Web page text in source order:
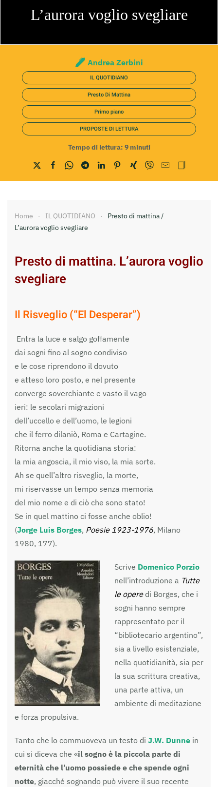
L’aurora voglio svegliare
Andrea Zerbini
IL QUOTIDIANO
Presto Di Mattina
Primo piano
PROPOSTE DI LETTURA
Tempo di lettura: 9 minuti
Home IL QUOTIDIANO
Presto di mattina /
L’aurora voglio svegliare
Presto di mattina. L’aurora voglio
svegliare
Il Risveglio (“El Desperar”)
Entra la luce e salgo goffamente
dai sogni fino al sogno condiviso
e le cose riprendono il dovuto
e atteso loro posto, e nel presente
converge soverchiante e vasto il vago
ieri: le secolari migrazioni
dell’uccello e dell’uomo, le legioni
che il ferro dilaniò, Roma e Cartagine.
Ritorna anche la quotidiana storia:
la mia angoscia, il mio viso, la mia sorte.
Ah se quell’altro risveglio, la morte,
mi riservasse un tempo senza memoria
del mio nome e di ciò che sono stato!
Se in quel mattino ci fosse anche oblio!
(Jorge Luis Borges, Poesie 1923-1976, Milano
1980, 177).
Scrive Domenico Porzio
nell’introduzione a Tutte
le operedi Borges, che i
sogni hanno sempre
rappresentato per il
“bibliotecario argentino”,
sia a livello esistenziale,
nella quotidianità, sia per
la sua scrittura creativa,
una parte attiva, un
ambiente di meditazione
e forza propulsiva.
Tanto che lo commuoveva un testo di J.W. Dunne in
cui si diceva che «il sogno è la piccola parte di
eternità che l’uomo possiede e che spende ogni
notte, giacché sognando può vivere il suo recente